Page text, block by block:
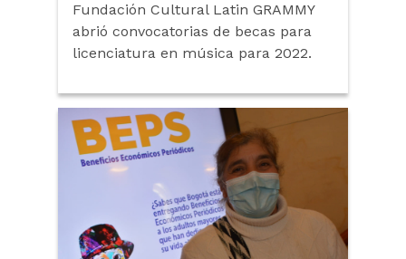
Fundación Cultural Latin GRAMMY
abrió convocatorias de becas para
licenciatura en música para 2022.